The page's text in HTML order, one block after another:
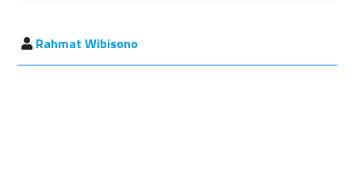
Rahmat Wibisono